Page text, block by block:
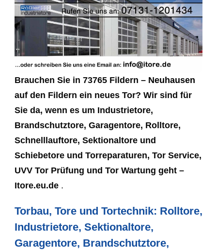
Brauchen Sie in 73765 Fildern – Neuhausen
auf den Fildern ein neues Tor? Wir sind für
Sie da, wenn es um Industrietore,
Brandschutztore, Garagentore, Rolltore,
Schnelllauftore, Sektionaltore und
Schiebetore und Torreparaturen, Tor Service,
UVV Tor Prüfung und Tor Wartung geht –
Itore.eu.de .
Torbau, Tore und Tortechnik: Rolltore,
Industrietore, Sektionaltore,
Garagentore, Brandschutztore,